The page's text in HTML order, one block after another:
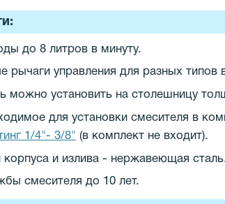
до 8 литров в минуту.
рычаги управления для разных типов
можно установить на столешницу
для установки смесителя в
1/4"- 3/8" (в комплект не входит).
корпуса и излива - нержавеющая
смесителя до 10 лет.